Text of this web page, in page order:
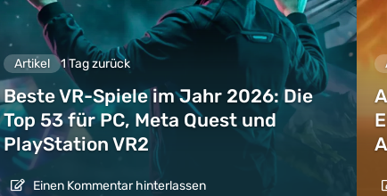
Artikel 1 Tag zurück
Beste VR-Spiele im Jahr 2026: Die
Top 53 für PC, Meta Quest und
PlayStation VR2
Einen Kommentar hinterlassen